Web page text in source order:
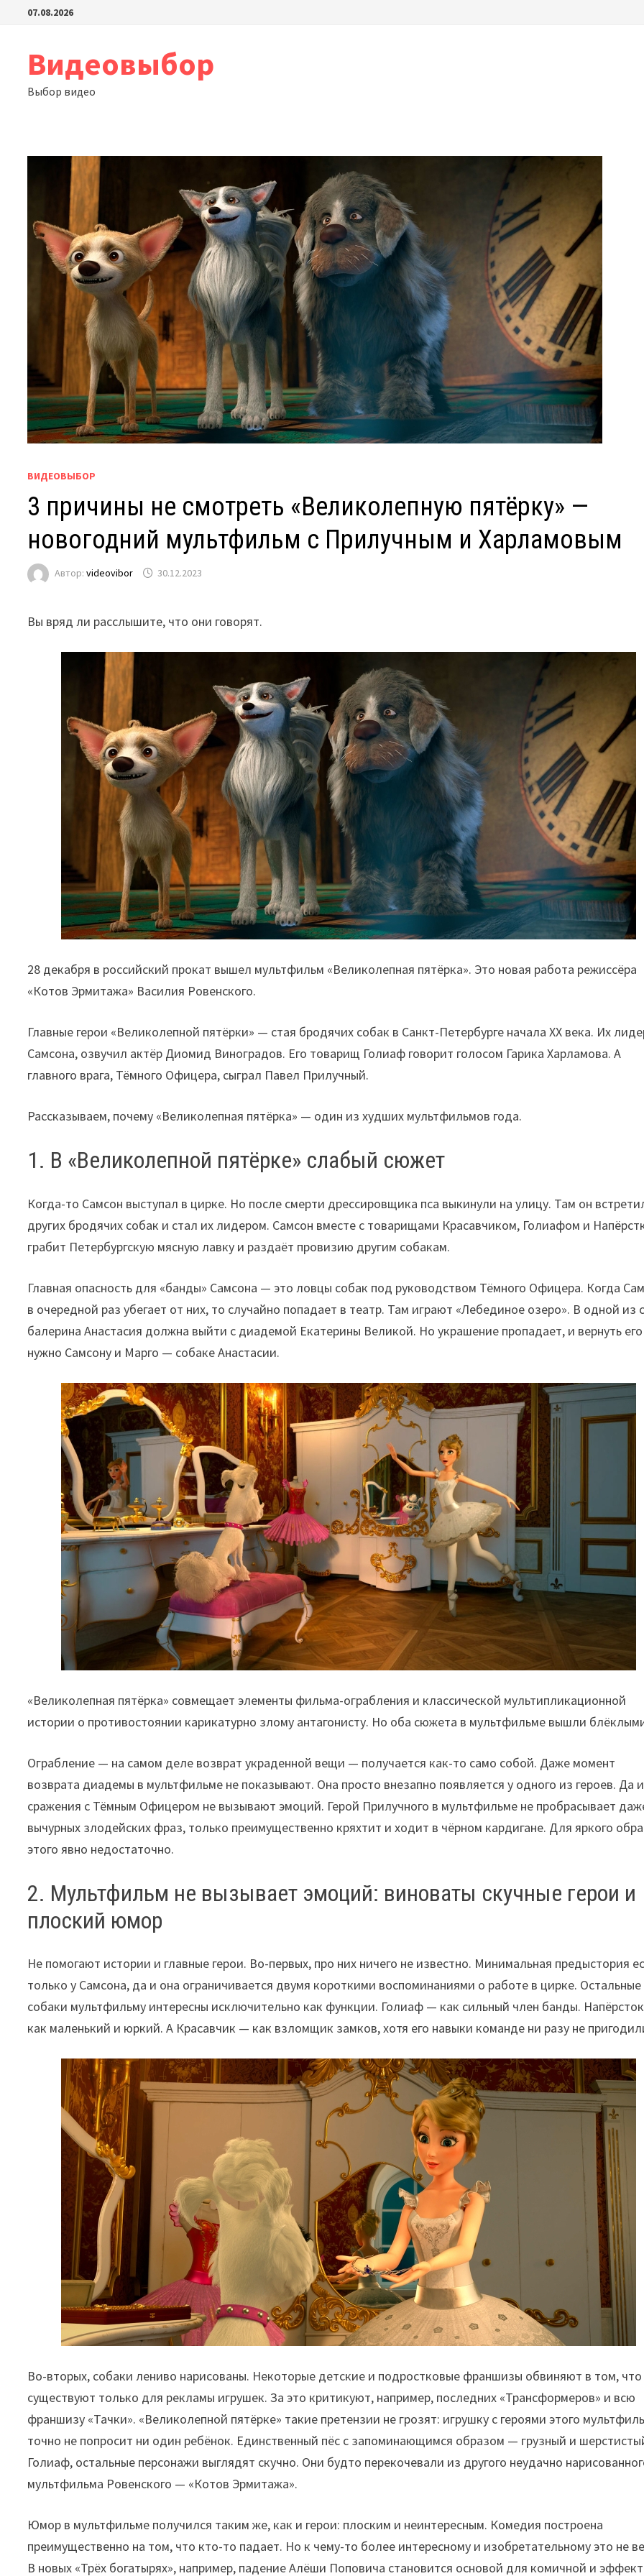
Перейти07.08.2026
Видеовыбор
Выбор видео
ВИДЕОВЫБОР
3 причины не смотреть «Великолепную пятёрку» —
новогодний мультфильм с Прилучным и Харламовым
Автор:videovibor 30.12.2023
Вы вряд ли расслышите, что они говорят.
28 декабря в российский прокат вышел мультфильм «Великолепная пятёрка». Это новая работа режиссёра
«Котов Эрмитажа» Василия Ровенского.
Главные герои «Великолепной пятёрки» — стая бродячих собак в Санкт-Петербурге начала XX века. Их
Самсона, озвучил актёр Диомид Виноградов. Его товарищ Голиаф говорит голосом Гарика Харламова. А
главного врага, Тёмного Офицера, сыграл Павел Прилучный.
Рассказываем, почему «Великолепная пятёрка» — один из худших мультфильмов года.
1. В «Великолепной пятёрке» слабый сюжет
Когда-то Самсон выступал в цирке. Но после смерти дрессировщика пса выкинули на улицу. Там он
других бродячих собак и стал их лидером. Самсон вместе с товарищами Красавчиком, Голиафом и
грабит Петербургскую мясную лавку и раздаёт провизию другим собакам.
Главная опасность для «банды» Самсона — это ловцы собак под руководством Тёмного Офицера. Когда
в очередной раз убегает от них, то случайно попадает в театр. Там играют «Лебединое озеро». В одной из
балерина Анастасия должна выйти с диадемой Екатерины Великой. Но украшение пропадает, и вернуть его
нужно Самсону и Марго — собаке Анастасии.
«Великолепная пятёрка» совмещает элементы фильма-ограбления и классической мультипликационной
истории о противостоянии карикатурно злому антагонисту. Но оба сюжета в мультфильме вышли
Ограбление — на самом деле возврат украденной вещи — получается как-то само собой. Даже момент
возврата диадемы в мультфильме не показывают. Она просто внезапно появляется у одного из героев. Да и
сражения с Тёмным Офицером не вызывают эмоций. Герой Прилучного в мультфильме не пробрасывает
вычурных злодейских фраз, только преимущественно кряхтит и ходит в чёрном кардигане. Для яркого
этого явно недостаточно.
2. Мультфильм не вызывает эмоций: виноваты скучные герои и
плоский юмор
Не помогают истории и главные герои. Во-первых, про них ничего не известно. Минимальная предыстория
только у Самсона, да и она ограничивается двумя короткими воспоминаниями о работе в цирке. Остальные
собаки мультфильму интересны исключительно как функции. Голиаф — как сильный член банды.
как маленький и юркий. А Красавчик — как взломщик замков, хотя его навыки команде ни разу не
Во-вторых, собаки лениво нарисованы. Некоторые детские и подростковые франшизы обвиняют в том,
существуют только для рекламы игрушек. За это критикуют, например, последних «Трансформеров» и всю
франшизу «Тачки». «Великолепной пятёрке» такие претензии не грозят: игрушку с героями этого
точно не попросит ни один ребёнок. Единственный пёс с запоминающимся образом — грузный и
Голиаф, остальные персонажи выглядят скучно. Они будто перекочевали из другого неудачно
мультфильма Ровенского — «Котов Эрмитажа».
Юмор в мультфильме получился таким же, как и герои: плоским и неинтересным. Комедия построена
преимущественно на том, что кто-то падает. Но к чему-то более интересному и изобретательному это не
В новых «Трёх богатырях», например, падение Алёши Поповича становится основой для комичной и